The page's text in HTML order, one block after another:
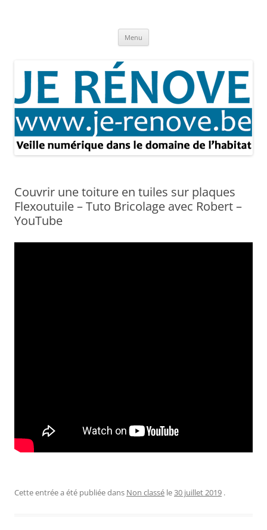
Menu
Couvrir une toiture en tuiles sur plaques
Flexoutuile – Tuto Bricolage avec Robert –
YouTube
Cette entrée a été publiée dans Non classé le30 juillet 2019 .